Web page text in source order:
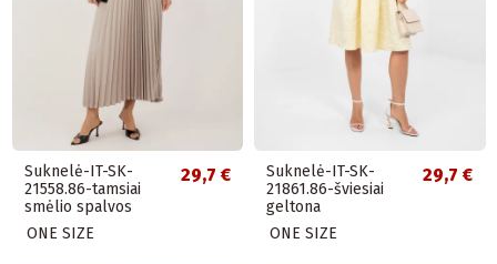
Suknelė-IT-SK-
21558.86-tamsiai
smėlio spalvos
29,7 €
ONE SIZE
Suknelė-IT-SK-
21861.86-šviesiai
geltona
29,7 €
ONE SIZE